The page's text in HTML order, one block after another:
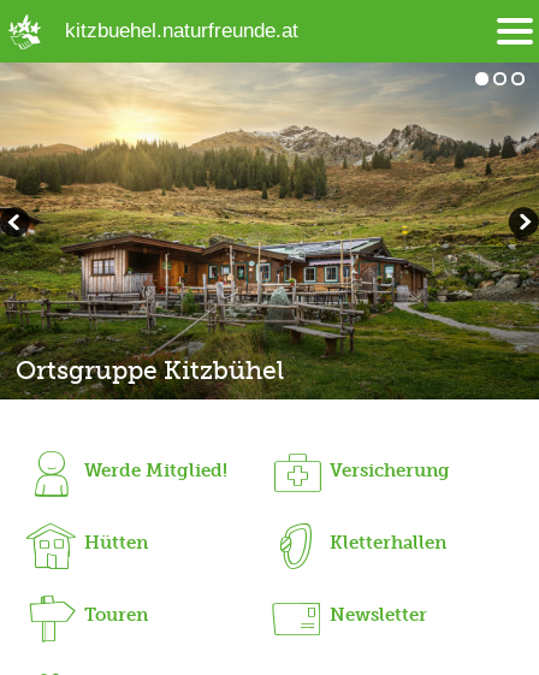
kitzbuehel.naturfreunde.at
Ortsgruppe Kitzbühel
Hochwildalmhütte (1557 m)
Orientierungslauf
Werde Mitglied! Versicherung
Hütten Kletterhallen
Touren Newsletter